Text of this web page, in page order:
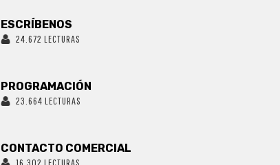
ESCRÍBENOS
24.672 LECTURAS
PROGRAMACIÓN
23.664 LECTURAS
CONTACTO COMERCIAL
16.302 LECTURAS